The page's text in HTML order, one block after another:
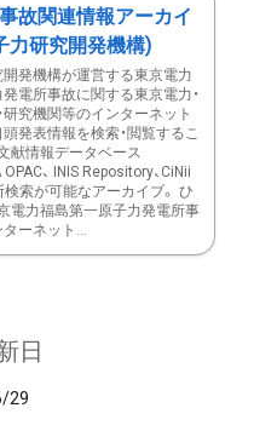
故関連情報アーカイ
力研究開発機構)
開発機構が運営する東京電力
電所事故に関する東京電力・
研究機関等のインターネット
発表情報を検索・閲覧するこ
献情報データベース
OPAC、 INIS Repository、CiNii
検索が可能なアーカイブ。 ひ
電力福島第一原子力発電所事
ーネット...
日
29